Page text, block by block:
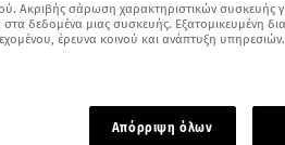
σας
Add star.gr on Google
Ακριβής σάρωση χαρακτηριστικών συσκευής
δεδομένα μιας συσκευής. Εξατομικευμένη
έρευνα κοινού και ανάπτυξη υπηρεσιών.
Απόρριψη όλων